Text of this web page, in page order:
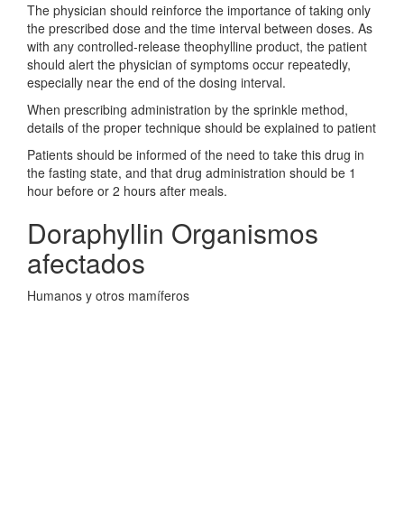
The physician should reinforce the importance of taking only
the prescribed dose and the time interval between doses. As
with any controlled-release theophylline product, the patient
should alert the physician of symptoms occur repeatedly,
especially near the end of the dosing interval.
When prescribing administration by the sprinkle method,
details of the proper technique should be explained to patient
Patients should be informed of the need to take this drug in
the fasting state, and that drug administration should be 1
hour before or 2 hours after meals.
Doraphyllin Organismos
afectados
Humanos y otros mamíferos